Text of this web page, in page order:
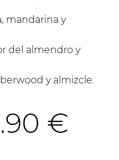
mandarina y
del almendro y
y almizcle.
€